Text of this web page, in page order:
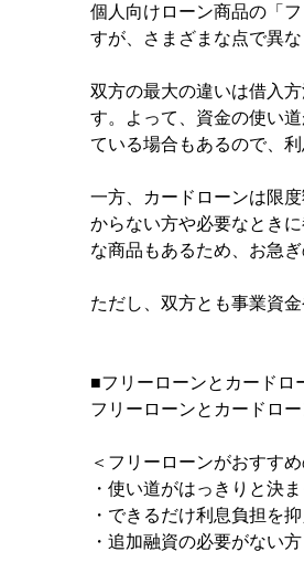
個人向けローン商品の「
すが、さまざまな点で異な
双方の最大の違いは借入
す。よって、資金の使い
ている場合もあるので、
一方、カードローンは限
からない方や必要なとき
な商品もあるため、お急
ただし、双方とも事業資
■フリーローンとカードロ
フリーローンとカードロ
＜フリーローンがおすすめ
・使い道がはっきりと決
・できるだけ利息負担を
・追加融資の必要がない方